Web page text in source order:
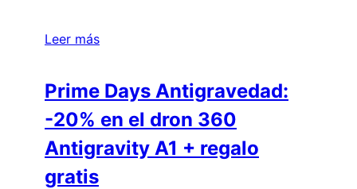
Leer más
Prime Days Antigravedad:
-20% en el dron 360
Antigravity A1 + regalo
gratis